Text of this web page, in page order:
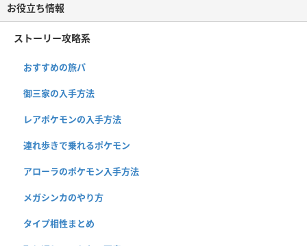
お役立ち情報
ストーリー攻略系
おすすめの旅パ
御三家の入手方法
レアポケモンの入手方法
連れ歩きで乗れるポケモン
アローラのポケモン入手方法
メガシンカのやり方
タイプ相性まとめ